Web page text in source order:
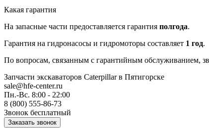
Какая гарантия
На запасные части предоставляется гарантия полгода.
Гарантия на гидронасосы и гидромоторы составляет 1 год.
По вопросам, связанным с гарантийным обслуживанием,
Запчасти экскаваторов Caterpillarв Пятигорске
sale@hfe-center.ru
Пн.-Вс. 8:00 - 22:00
8 (800) 555-86-73
Звонок бесплатный